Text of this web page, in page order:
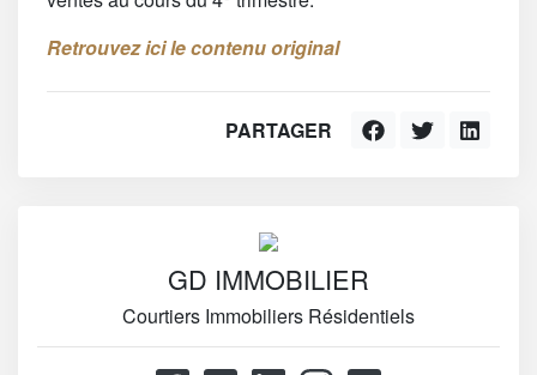
Retrouvez ici le contenu original
PARTAGER
GD IMMOBILIER
Courtiers Immobiliers Résidentiels